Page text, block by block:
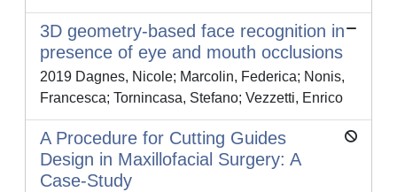
3D geometry-based face recognition in
presence of eye and mouth occlusions
2019 Dagnes, Nicole; Marcolin, Federica; Nonis,
Francesca; Tornincasa, Stefano; Vezzetti, Enrico
A Procedure for Cutting Guides
Design in Maxillofacial Surgery: A
Case-Study